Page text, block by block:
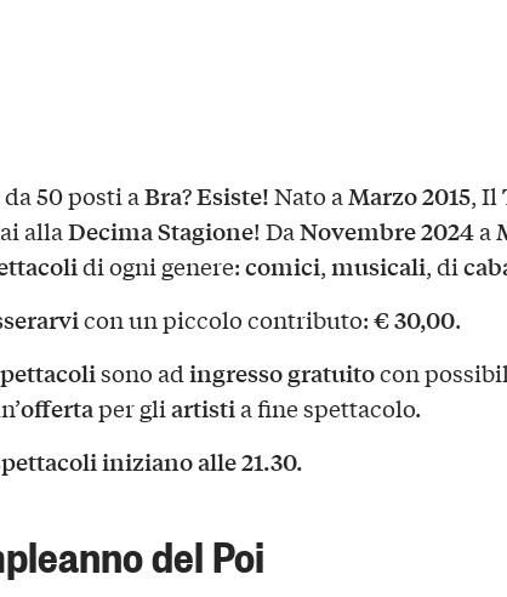
da 50 posti aBra?Esiste!Nato aMarzo 2015, Il
allaDecima Stagione! DaNovembre 2024a
di ogni genere:comici,musicali, di
con un piccolo contributo:€ 30,00.
sono ad ingresso gratuitocon
offertaper gliartistia fine spettacolo.
iniziano alle 21.30.
del Poi